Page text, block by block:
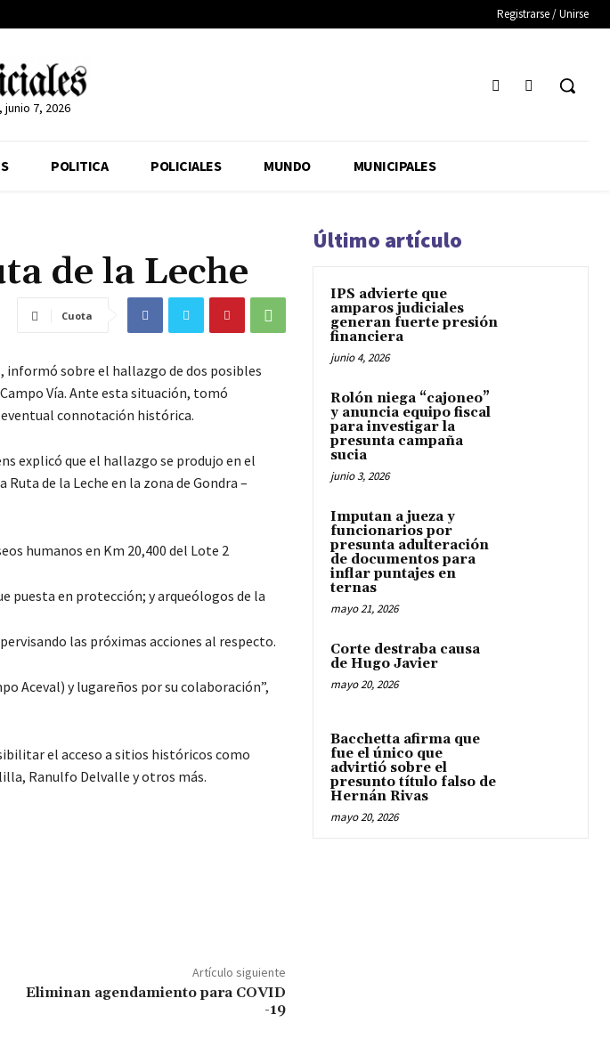
Registrarse / Unirse
7, 2026
POLITICA POLICIALES MUNDO MUNICIPALES
de la Leche
Cuota
informó sobre el hallazgo de dos posibles
Vía. Ante esta situación, tomó
connotación histórica.
explicó que el hallazgo se produjo en el
de la Leche en la zona de Gondra –
humanos en Km 20,400 del Lote 2
puesta en protección; y arqueólogos de la
las próximas acciones al respecto.
Aceval) y lugareños por su colaboración”,
el acceso a sitios históricos como
Ranulfo Delvalle y otros más.
Artículo siguiente
Eliminan agendamiento para COVID
-19
Último artículo
IPS advierte que
amparos judiciales
generan fuerte presión
financiera
junio 4, 2026
Rolón niega “cajoneo”
y anuncia equipo fiscal
para investigar la
presunta campaña
sucia
junio 3, 2026
Imputan a jueza y
funcionarios por
presunta adulteración
de documentos para
inflar puntajes en
ternas
mayo 21, 2026
Corte destraba causa
de Hugo Javier
mayo 20, 2026
Bacchetta afirma que
fue el único que
advirtió sobre el
presunto título falso de
Hernán Rivas
mayo 20, 2026